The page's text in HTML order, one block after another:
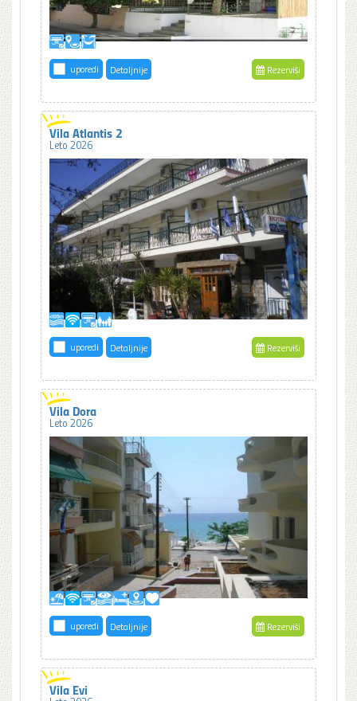
uporedi Detaljnije Rezerviši
Vila Atlantis 2
Leto 2026
uporedi Detaljnije Rezerviši
Vila Dora
Leto 2026
uporedi Detaljnije Rezerviši
Vila Evi